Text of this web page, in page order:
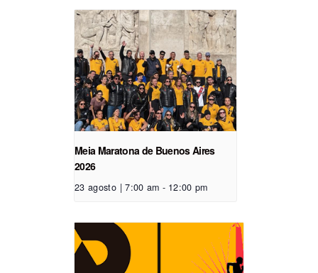
Meia Maratona de Buenos Aires
2026
23 agosto | 7:00 am - 12:00 pm